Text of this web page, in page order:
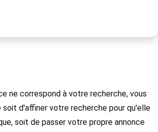
ne correspond à votre recherche, vous
soit d'affiner votre recherche pour qu'elle
soit de passer votre propre annonce